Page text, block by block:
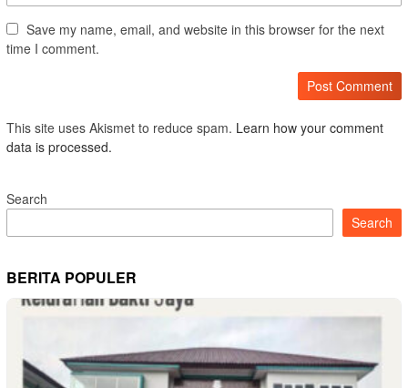
Save my name, email, and website in this browser for the next
time I comment.
This site uses Akismet to reduce spam. Learn how your comment
data is processed.
Search
Search
BERITA POPULER